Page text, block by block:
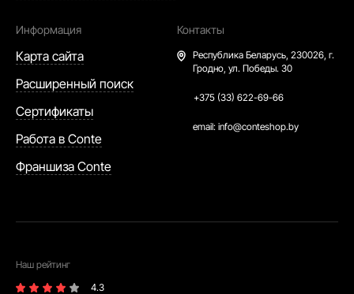
Информация
Карта сайта
Расширенный поиск
Сертификаты
Работа в Conte
Франшиза Conte
Контакты
Республика Беларусь, 230026, г.
Гродно, ул. Победы. 30
+375 (33) 622-69-66
email: info@conteshop.by
Наш рейтинг
4.3